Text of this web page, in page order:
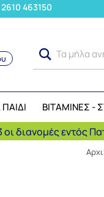
463150
Τα μήλα
ΒΙΤΑΜΙΝΕΣ
διανομές εντός